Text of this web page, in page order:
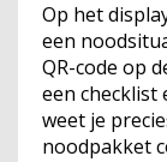
Op het
een
QR-code op
een checklist
weet je
noodpakket